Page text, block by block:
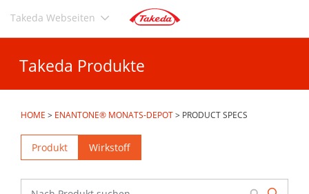
Direkt
Takeda Webseiten
Takeda Produkte
HOME > ENANTONE® MONATS-DEPOT> PRODUCT SPECS
Produkt Wirkstoff